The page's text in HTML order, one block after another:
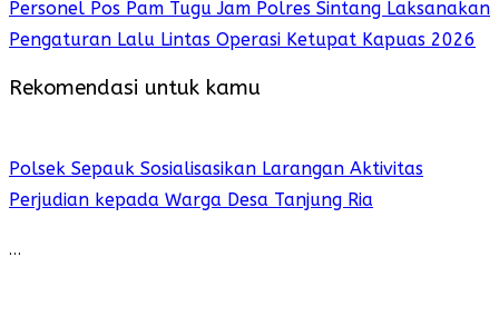
Personel Pos Pam Tugu Jam Polres Sintang Laksanakan
Pengaturan Lalu Lintas Operasi Ketupat Kapuas 2026
Rekomendasi untuk kamu
Polsek Sepauk Sosialisasikan Larangan Aktivitas
Perjudian kepada Warga Desa Tanjung Ria
…